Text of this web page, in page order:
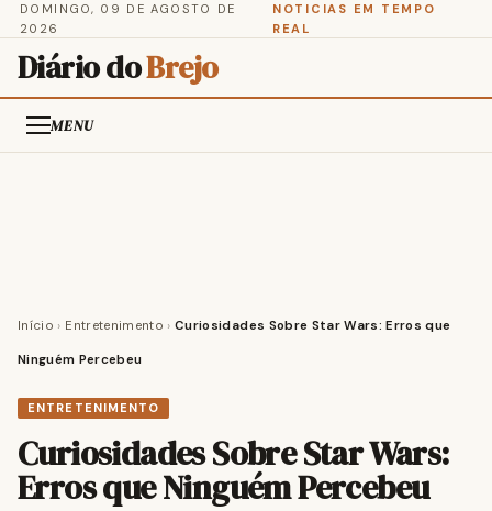
DOMINGO, 09 DE AGOSTO DE
2026
NOTICIAS EM TEMPO
REAL
Diário doBrejo
MENU
Início › Entretenimento › Curiosidades Sobre Star Wars: Erros que
Ninguém Percebeu
ENTRETENIMENTO
Curiosidades Sobre Star Wars:
Erros que Ninguém Percebeu